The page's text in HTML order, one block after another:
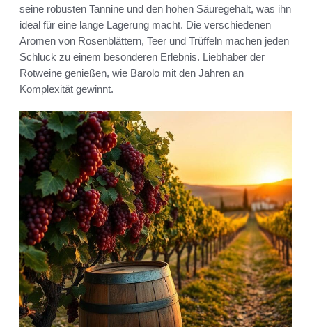
seine robusten Tannine und den hohen Säuregehalt, was ihn
ideal für eine lange Lagerung macht. Die verschiedenen
Aromen von Rosenblättern, Teer und Trüffeln machen jeden
Schluck zu einem besonderen Erlebnis. Liebhaber der
Rotweine genießen, wie Barolo mit den Jahren an
Komplexität gewinnt.